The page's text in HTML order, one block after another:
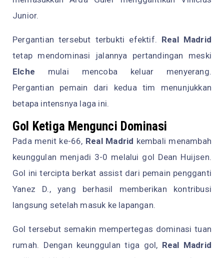
Junior.
Pergantian tersebut terbukti efektif. Real Madrid
tetap mendominasi jalannya pertandingan meski
Elche mulai mencoba keluar menyerang.
Pergantian pemain dari kedua tim menunjukkan
betapa intensnya laga ini.
Gol Ketiga Mengunci Dominasi
Pada menit ke-66, Real Madrid kembali menambah
keunggulan menjadi 3-0 melalui gol Dean Huijsen.
Gol ini tercipta berkat assist dari pemain pengganti
Yanez D., yang berhasil memberikan kontribusi
langsung setelah masuk ke lapangan.
Gol tersebut semakin mempertegas dominasi tuan
rumah. Dengan keunggulan tiga gol, Real Madrid